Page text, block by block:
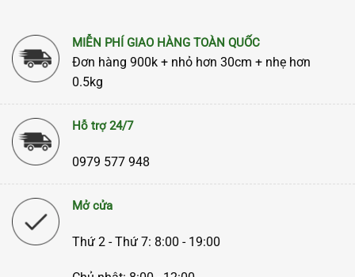
MIỄN PHÍ GIAO HÀNG TOÀN QUỐC
Đơn hàng 900k + nhỏ hơn 30cm + nhẹ hơn
0.5kg
Hỗ trợ 24/7
0979 577 948
Mở cửa
Thứ 2 - Thứ 7: 8:00 - 19:00